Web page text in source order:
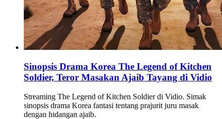
Sinopsis Drama Korea The Legend of Kitchen
Soldier, Teror Masakan Ajaib Tayang di Vidio
Streaming The Legend of Kitchen Soldier di Vidio. Simak
sinopsis drama Korea fantasi tentang prajurit juru masak
dengan hidangan ajaib.